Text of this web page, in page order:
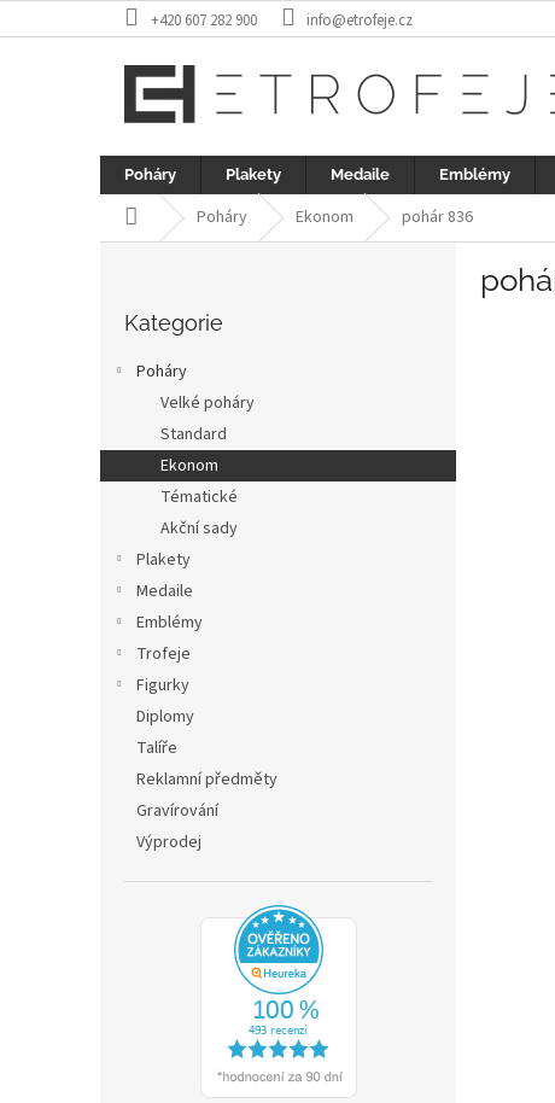
na
+420 607 282 900 info@etrofeje.cz
Poháry Plakety Medaile Emblémy
Domů Poháry Ekonom pohár 836
kategorie
Kategorie
Poháry
Velké poháry
Standard
Ekonom
Tématické
Akční sady
Plakety
Medaile
Emblémy
Trofeje
Figurky
Diplomy
Talíře
Reklamní předměty
Gravírování
Výprodej